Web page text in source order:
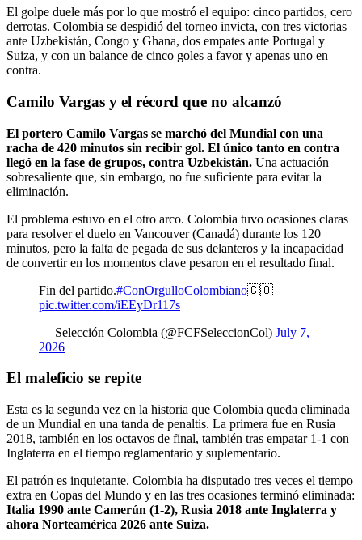
El golpe duele más por lo que mostró el equipo: cinco partidos, cero
derrotas. Colombia se despidió del torneo invicta, con tres victorias
ante Uzbekistán, Congo y Ghana, dos empates ante Portugal y
Suiza, y con un balance de cinco goles a favor y apenas uno en
contra.
Camilo Vargas y el récord que no alcanzó
El portero Camilo Vargas se marchó del Mundial con una
racha de 420 minutos sin recibir gol. El único tanto en contra
llegó en la fase de grupos, contra Uzbekistán. Una actuación
sobresaliente que, sin embargo, no fue suficiente para evitar la
eliminación.
El problema estuvo en el otro arco. Colombia tuvo ocasiones claras
para resolver el duelo en Vancouver (Canadá) durante los 120
minutos, pero la falta de pegada de sus delanteros y la incapacidad
de convertir en los momentos clave pesaron en el resultado final.
Fin del partido.#ConOrgulloColombiano🇨🇴
pic.twitter.com/iEEyDr117s
— Selección Colombia (@FCFSeleccionCol) July 7,
2026
El maleficio se repite
Esta es la segunda vez en la historia que Colombia queda eliminada
de un Mundial en una tanda de penaltis. La primera fue en Rusia
2018, también en los octavos de final, también tras empatar 1-1 con
Inglaterra en el tiempo reglamentario y suplementario.
El patrón es inquietante. Colombia ha disputado tres veces el tiempo
extra en Copas del Mundo y en las tres ocasiones terminó eliminada:
Italia 1990 ante Camerún (1-2), Rusia 2018 ante Inglaterra y
ahora Norteamérica 2026 ante Suiza.